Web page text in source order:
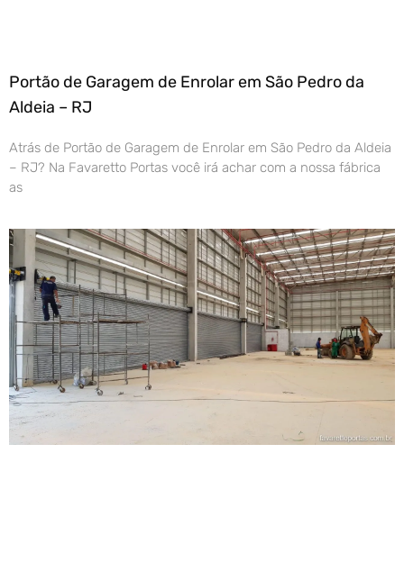
Portão de Garagem de Enrolar em São Pedro da
Aldeia – RJ
Atrás de Portão de Garagem de Enrolar em São Pedro da Aldeia
– RJ? Na Favaretto Portas você irá achar com a nossa fábrica
as